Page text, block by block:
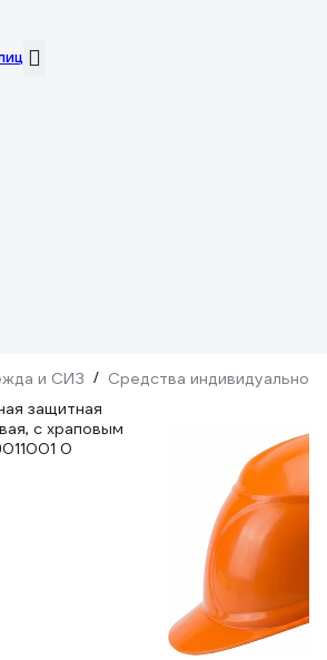
и СИЗ / Средства индивидуальной